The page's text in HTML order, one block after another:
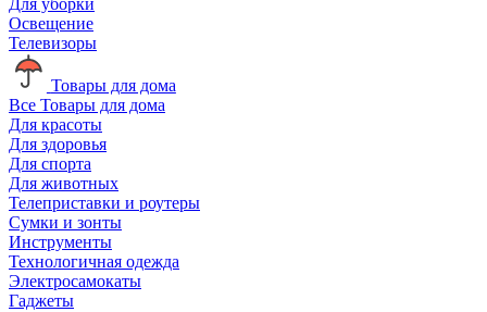
Освещение
Телевизоры
Товары для дома
Все Товары для дома
Для красоты
Для здоровья
Для спорта
Для животных
Телеприставки и роутеры
Сумки и зонты
Инструменты
Технологичная одежда
Электросамокаты
Гаджеты